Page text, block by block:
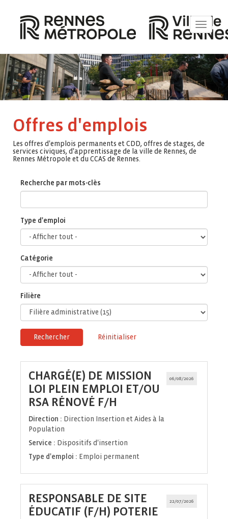
Toggle
Offres d'emplois
Les offres d'emplois permanents et CDD, offres de stages, de
services civiques, d'apprentissage de la ville de Rennes, de
Rennes Métropole et du CCAS de Rennes.
Recherche par mots-clès
Type d'emploi
Catégorie
Filière
Rechercher Réinitialiser
06/08/2026
CHARGÉ(E) DE MISSION
LOI PLEIN EMPLOI ET/OU
RSA RÉNOVÉ F/H
fenêtre)
Direction : Direction Insertion et Aides à la
Population
Service : Dispositifs d'insertion
Type d'emploi : Emploi permanent
22/07/2026
RESPONSABLE DE SITE
ÉDUCATIF (F/H) POTERIE